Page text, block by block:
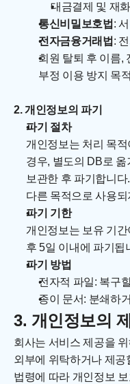
대금결제 및 재
통신비밀보호법 :
전자금융거래법 :
회원 탈퇴 후 이름,
부정 이용 방지 목
2. 개인정보의 파기
파기 절차
개인정보는 처리 목
경우, 별도의 DB로 옮
보관한 후 파기합니
다른 목적으로 사용
파기 기한
개인정보는 보유 기
후 5일 이내에 파기됩
파기 방법
전자적 파일: 복구
종이 문서: 분쇄하
3. 개인정보의
회사는 서비스 제공을
외부에 위탁하거나 제공
법령에 따라 개인정보